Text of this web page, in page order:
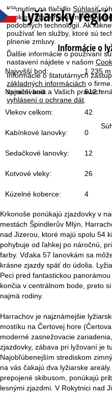
Kliknutím na tlačidloSúhlasiť
cookies, ktoré nie sú
podobných technológií. Ak
používať len služby, ktoré sú
plnenie zmluvy.
Ďalšie informácie o používaní
nastavení nájdete v našom
Informácie o štatutárnych
základných informáciách o
spracovania a Vašich právach
vyhlásení o ochrane dát.
l
a
v
n
á
k
a
Lyžiarsky
Informácie o
Najvyšší bod: 1 235 m
Najnižší bod: 612 m
Vlekov celkom: 42
Kabínkové lanovky: 0
Sedačkové lanovky: 12
Kotvové vleky: 26
Kúzelné koberce: 4
Krkonoše ponúkajú zjazdovky v
mestách Špindlerův Mlýn,
nad Jizerou, ktoré majú spolu 54
pohybuje od ľahkej po náročnú,
farby. Vďaka 57 lanovkám sa
krásne zjazdy späť do údolia.
Peci pred fantastickou
končia v centrálnom bode, preto
najmä rodiny.
Harrachov je najznámejšie
mostíku na Čertovej hore
moderné zasnežovacie
zjazdovky, zábava pri lyžovaní je
Najobľúbenejším strediskom
na vás čakajú dva lyžiarske
prepojené skibusom, ponúkajú
lesnými zjazdmi. V Rokytnici nad